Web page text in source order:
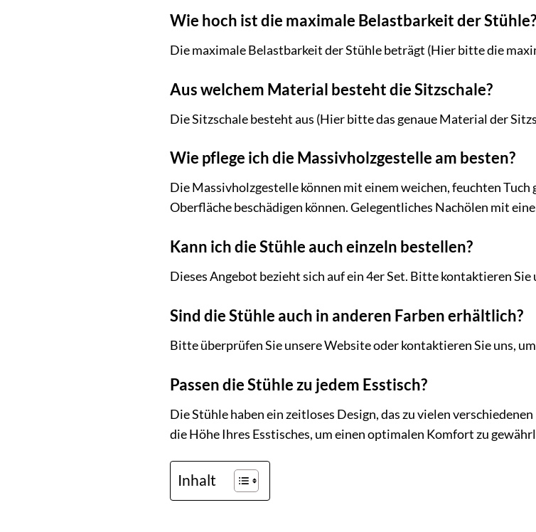
Wie hoch ist die maximale Belastbarkeit der Stühle?
Die maximale Belastbarkeit der Stühle beträgt (Hier bitte die
Aus welchem Material besteht die Sitzschale?
Die Sitzschale besteht aus (Hier bitte das genaue Material der
Wie pflege ich die Massivholzgestelle am besten?
Die Massivholzgestelle können mit einem weichen, feuchten
Oberfläche beschädigen können. Gelegentliches Nachölen mit
Kann ich die Stühle auch einzeln bestellen?
Dieses Angebot bezieht sich auf ein 4er Set. Bitte kontaktieren
Sind die Stühle auch in anderen Farben erhältlich?
Bitte überprüfen Sie unsere Website oder kontaktieren Sie uns,
Passen die Stühle zu jedem Esstisch?
Die Stühle haben ein zeitloses Design, das zu vielen
die Höhe Ihres Esstisches, um einen optimalen Komfort zu
Inhalt